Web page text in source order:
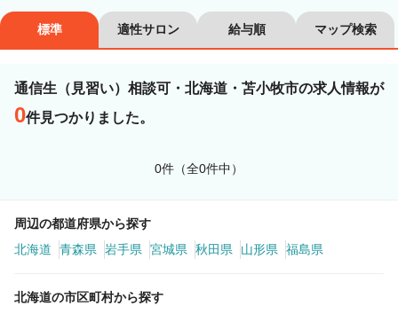
ネイリスト エステティシャン
雇用形態
業務委託・フリーランス
標準 適性サロン 給与順 マップ検索
通信生（見習い）相談可・北海道・苫小牧市の求人情報が
0件見つかりました。
0件（全0件中）
周辺の都道府県から探す
北海道
青森県 岩手県 宮城県 秋田県 山形県 福島県
北海道の市区町村から探す